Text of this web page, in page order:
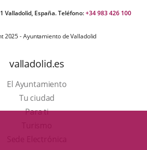
Valladolid, España. Teléfono:+34 983 426 100
2025 - Ayuntamiento de Valladolid
valladolid.es
El Ayuntamiento
Tu ciudad
Para ti